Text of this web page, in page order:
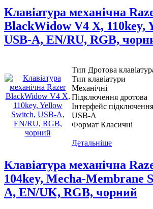
Клавіатура механічна
BlackWidow V4 X, 110key,
USB-A, EN/RU, RGB,
Тип Дротова
Тип клавіатури
Механічні
Підключення дротова
Інтерфейс підключення
USB-A
Формат Класичні
Детальніше
Клавіатура механічна
104key, Mecha-Membrane
A, EN/UK, RGB, чорний